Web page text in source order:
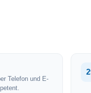
Telefon und E-